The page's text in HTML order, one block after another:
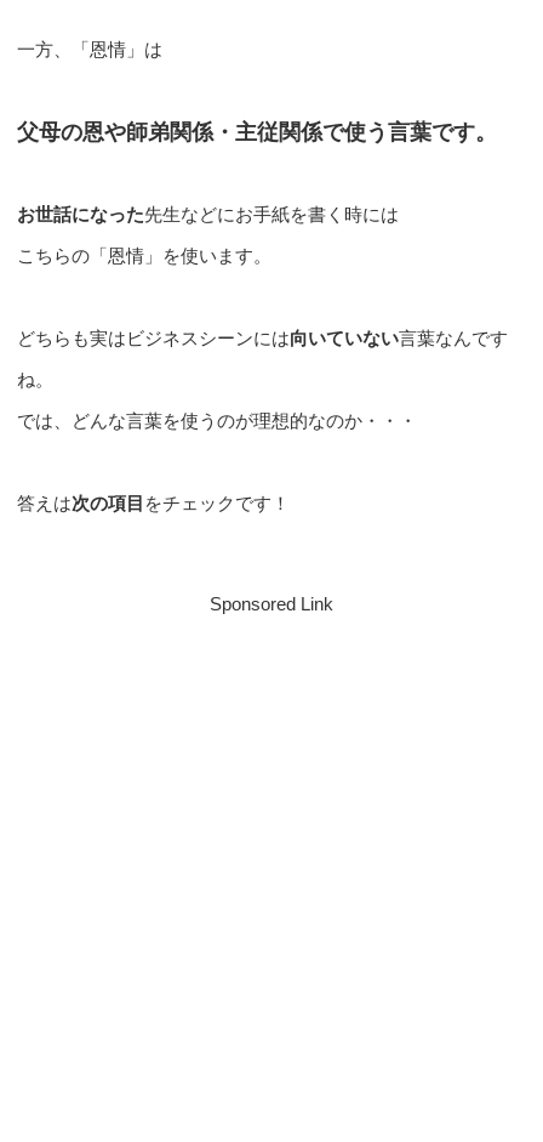
一方、「恩情」は
父母の恩や師弟関係・主従関係で使う言葉です。
お世話になった先生などにお手紙を書く時には
こちらの「恩情」を使います。
どちらも実はビジネスシーンには向いていない言葉なんです
ね。
では、どんな言葉を使うのが理想的なのか・・・
答えは次の項目 をチェックです！
Sponsored Link